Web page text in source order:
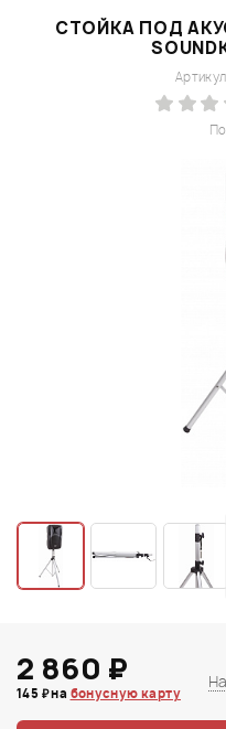
СТОЙКА ПОД
2 860 ₽
145 ₽ на бонусную карту